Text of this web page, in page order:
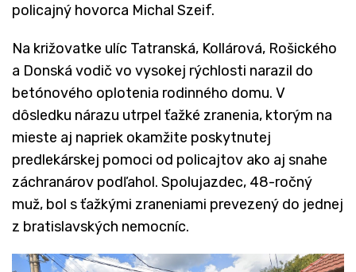
policajný hovorca Michal Szeif.
Na križovatke ulíc Tatranská, Kollárová, Rošického
a Donská vodič vo vysokej rýchlosti narazil do
betónového oplotenia rodinného domu. V
dôsledku nárazu utrpel ťažké zranenia, ktorým na
mieste aj napriek okamžite poskytnutej
predlekárskej pomoci od policajtov ako aj snahe
záchranárov podľahol. Spolujazdec, 48-ročný
muž, bol s ťažkými zraneniami prevezený do jednej
z bratislavských nemocníc.